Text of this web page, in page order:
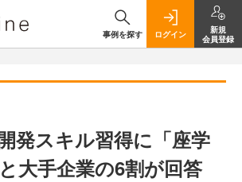
事例を探す ログイン
新規
会員登録
発スキル習得に「座学
大手企業の6割が回答